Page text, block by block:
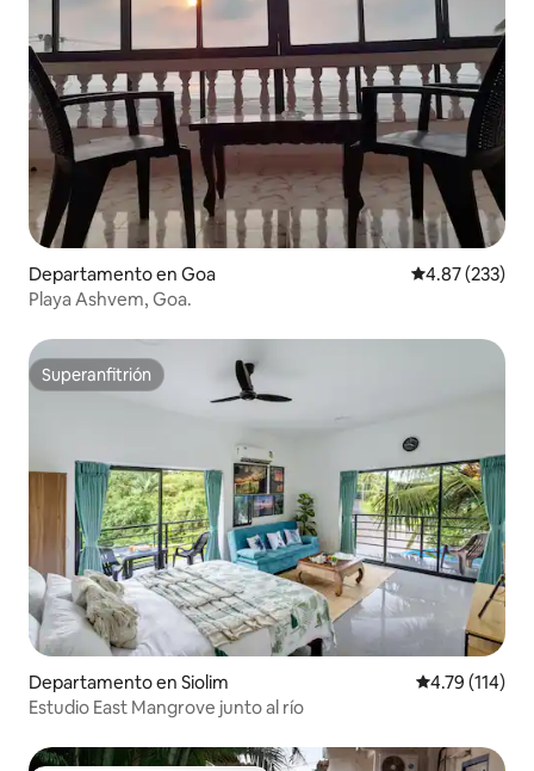
Departamento en Goa Calificación
4.87 (233)
Playa Ashvem, Goa.
Superanfitrión
Superanfitrión
Departamento en Siolim Calificación
4.79 (114)
Estudio East Mangrove junto al río